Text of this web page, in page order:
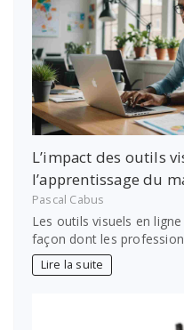
L’impact des outils
l’apprentissage du
Pascal Cabus
Les outils visuels en
façon dont les
Lire la suite